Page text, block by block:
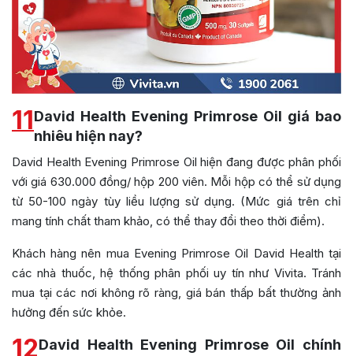
11David Health Evening Primrose Oil giá bao
nhiêu hiện nay?
David Health Evening Primrose Oil hiện đang được phân phối
với giá 630.000 đồng/ hộp 200 viên. Mỗi hộp có thể sử dụng
từ 50-100 ngày tùy liều lượng sử dụng. (Mức giá trên chỉ
mang tính chất tham khảo, có thể thay đổi theo thời điểm).
Khách hàng nên mua Evening Primrose Oil David Health tại
các nhà thuốc, hệ thống phân phối uy tín như Vivita. Tránh
mua tại các nơi không rõ ràng, giá bán thấp bất thường ảnh
hưởng đến sức khỏe.
12David Health Evening Primrose Oil chính